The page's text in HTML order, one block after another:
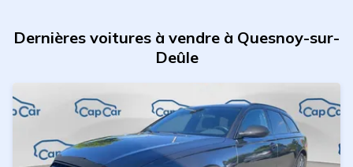
Dernières voitures à vendre à Quesnoy-sur-
Deûle